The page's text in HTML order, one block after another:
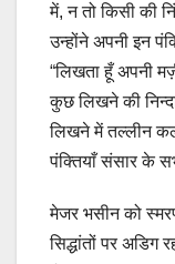
में, न तो किसी की
उन्होंने अपनी इन
“लिखता हूँ अपनी
कुछ लिखने की
लिखने में तल्लीन
पंक्तियाँ संसार के
मेजर भसीन को
सिद्धांतों पर